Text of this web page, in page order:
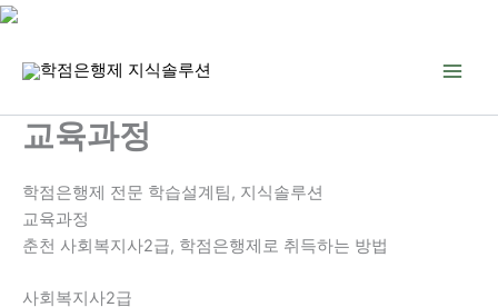
로 교육과정
학점은행제 전문 학습설계팀, 지식솔루션
교육과정
춘천 사회복지사2급, 학점은행제로 취득하는 방법
사회복지사2급